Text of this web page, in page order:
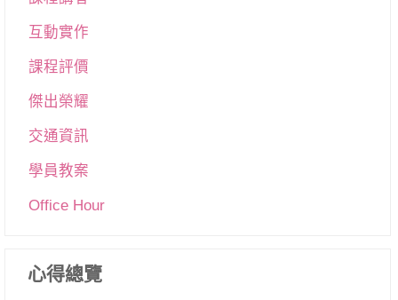
互動實作
課程評價
傑出榮耀
交通資訊
學員教案
Office Hour
心得總覽